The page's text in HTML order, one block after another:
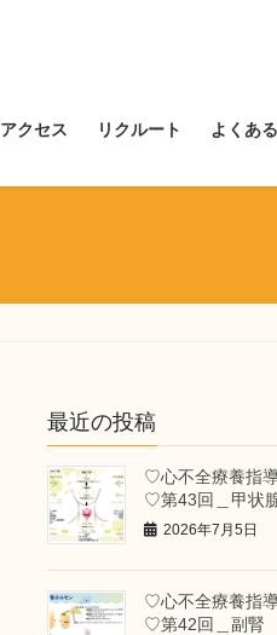
アクセス リクルート よくあ
最近の投稿
♡心不全療養指
♡第43回＿甲状
2026年7月5日
♡心不全療養指
♡第42回＿副腎